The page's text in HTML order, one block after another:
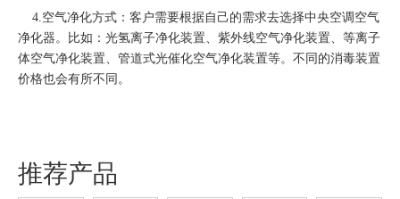
4.空气净化方式：客户需要根据自己的需求去选择中央空调空气
净化器。比如：光氢离子净化装置、紫外线空气净化装置、等离子
体空气净化装置、管道式光催化空气净化装置等。不同的消毒装置
价格也会有所不同。
推荐产品